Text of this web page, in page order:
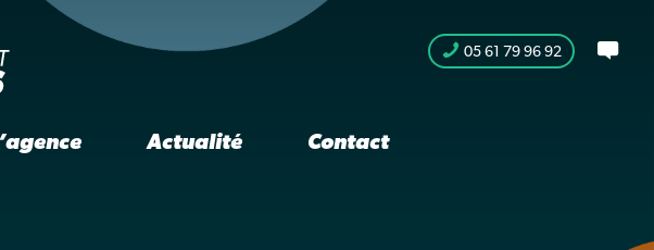
Actualité Contact
05 61 79 96 92